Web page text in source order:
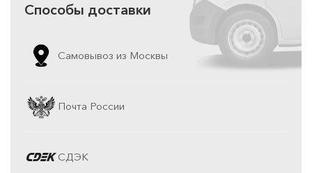
Способы доставки
Самовывоз из Москвы
Почта России
СДЭК